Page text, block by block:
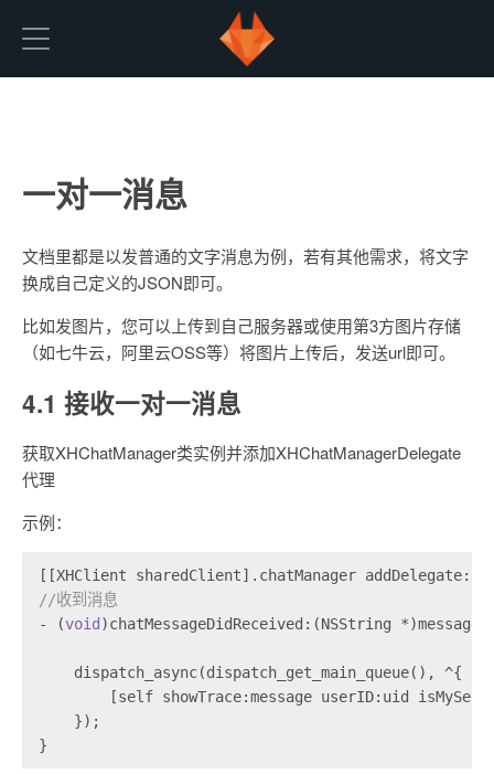
一对一消息
文档里都是以发普通的文字消息为例，若有其他需求，将文字
换成自己定义的JSON即可。
比如发图片，您可以上传到自己服务器或使用第3方图片存储
（如七牛云，阿里云OSS等）将图片上传后，发送url即可。
4.1 接收一对一消息
获取XHChatManager类实例并添加XHChatManagerDelegate
代理
示例：
[[XHClient sharedClient].chatManager
//收到消息
- (void )chatMessageDidReceived:(NSString
    dispatch_async(dispatch_get_main_queue(), ^{
[self showTrace:message userID:uid
    });
}